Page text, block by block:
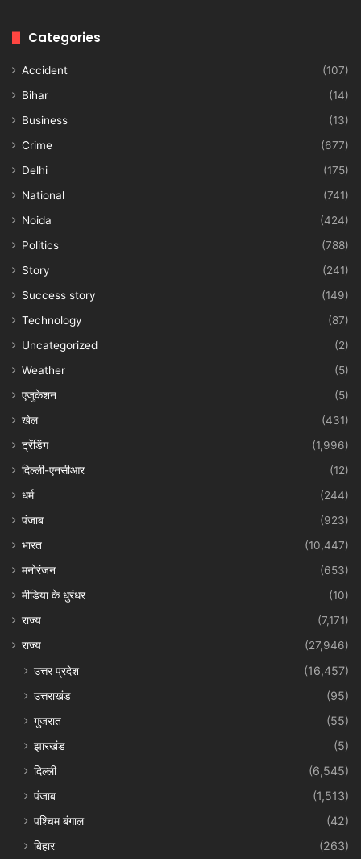
Categories
Accident
(107)
Bihar
(14)
Business
(13)
Crime
(677)
Delhi
(175)
National
(741)
Noida
(424)
Politics
(788)
Story
(241)
Success story
(149)
Technology
(87)
Uncategorized
(2)
Weather
(5)
एजुकेशन
(5)
खेल
(431)
ट्रेंडिंग
(1,996)
दिल्ली-एनसीआर
(12)
धर्म
(244)
पंजाब
(923)
भारत
(10,447)
मनोरंजन
(653)
मीडिया के धुरंधर
(10)
राज्य
(7,171)
राज्य
(27,946)
उत्तर प्रदेश
(16,457)
उत्तराखंड
(95)
गुजरात
(55)
झारखंड
(5)
दिल्ली
(6,545)
पंजाब
(1,513)
पश्चिम बंगाल
(42)
बिहार
(263)